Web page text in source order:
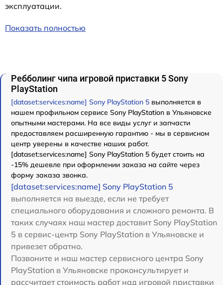
эксплуатации.
Показать полностью
Ребболинг чипа игровой приставки 5 Sony
PlayStation
[dataset:services:name] Sony PlayStation 5 выполняется в
нашем профильном сервисе Sony PlayStation в Ульяновске
опытными мастерами. На все виды услуг и запчасти
предоставляем расширенную гарантию - мы в сервисном
центр уверены в качестве наших работ.
[dataset:services:name] Sony PlayStation 5 будет стоить на
-15% дешевле при оформлении заказа на сайте через
форму заказа звонка.
[dataset:services:name] Sony PlayStation 5
выполняется на выезде, если не требует
специального оборудования и сложного ремонта. В
таких случаях наш мастер доставит Sony PlayStation
5 в сервис-центр Sony PlayStation в Ульяновске и
привезет обратно.
Позвоните и наш мастер сервисного центра Sony
PlayStation в Ульяновске проконсультирует и
рассчитает стоимость работ над игровой приставки